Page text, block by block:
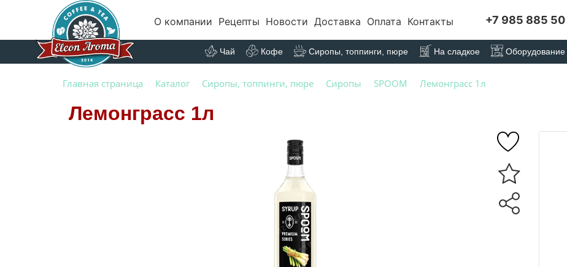
О компании Рецепты Новости Доставка Оплата Контакты +7 985 885
Чай Кофе Сиропы, топпинги, пюре На сладкое Оборудование
Главная страница Каталог Сиропы, топпинги, пюре Сиропы SPOOM Лемонграсс 1л
Лемонграсс 1л